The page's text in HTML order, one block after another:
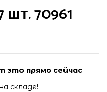
шт. 70961
это прямо сейчас
складе!
для
комментариев.